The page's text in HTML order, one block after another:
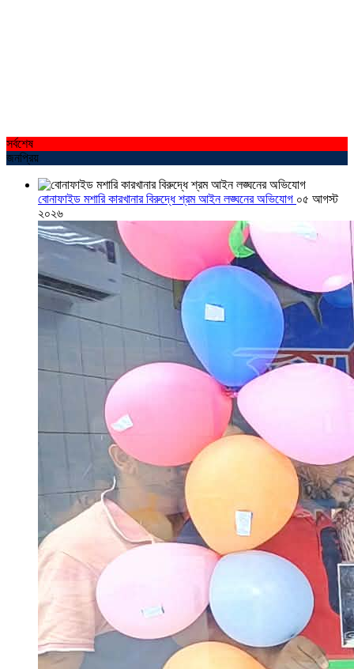
সর্বশেষ
জনপ্রিয়
বোনাফাইড মশারি কারখানার বিরুদ্ধে শ্রম আইন লঙ্ঘনের অভিযোগ ০৫ আগস্ট
২০২৬